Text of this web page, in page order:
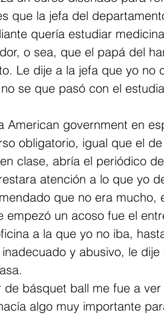
que la jefa del
quería estudiar
o sea, que el papá del
Le dije a la jefa que yo no
se que pasó con el
American government en
obligatorio, igual que el
clase, abría el periódico
atención a lo que yo
que no era
empezó un acoso fue el
a la que yo no iba,
y abusivo, le
de básquet ball me fue a
algo muy importante